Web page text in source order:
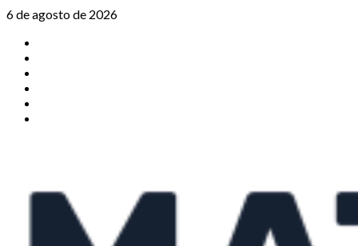
Saltar
contenido
6 de agosto de 2026